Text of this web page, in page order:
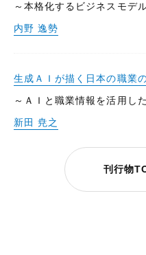
～本格化するビジネスモデ
内野 逸勢
生成ＡＩが描く日本の職業
～ＡＩと職業情報を活用し
新田 尭之
刊行物